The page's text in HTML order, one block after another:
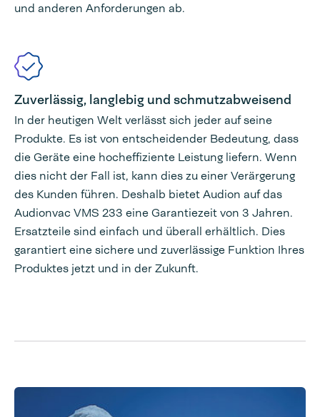
und anderen Anforderungen ab.
Zuverlässig, langlebig und schmutzabweisend
In der heutigen Welt verlässt sich jeder auf seine
Produkte. Es ist von entscheidender Bedeutung, dass
die Geräte eine hocheffiziente Leistung liefern. Wenn
dies nicht der Fall ist, kann dies zu einer Verärgerung
des Kunden führen. Deshalb bietet Audion auf das
Audionvac VMS 233 eine Garantiezeit von 3 Jahren.
Ersatzteile sind einfach und überall erhältlich. Dies
garantiert eine sichere und zuverlässige Funktion Ihres
Produktes jetzt und in der Zukunft.